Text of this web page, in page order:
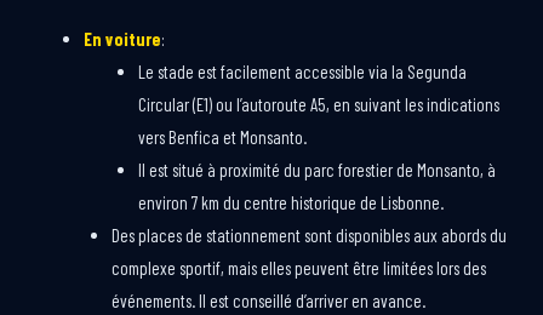
En voiture:
Le stade est facilement accessible via la Segunda
Circular (E1) ou l’autoroute A5, en suivant les indications
vers Benfica et Monsanto.
Il est situé à proximité du parc forestier de Monsanto, à
environ 7 km du centre historique de Lisbonne.
Des places de stationnement sont disponibles aux abords du
complexe sportif, mais elles peuvent être limitées lors des
événements. Il est conseillé d’arriver en avance.